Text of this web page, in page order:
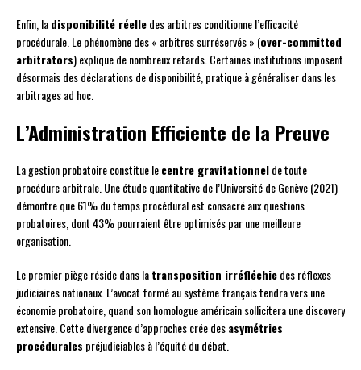
Enfin, ladisponibilité réelledes arbitres conditionne l’efficacité
procédurale. Le phénomène des « arbitres surréservés » (over-committed
arbitrators) explique de nombreux retards. Certaines institutions imposent
désormais des déclarations de disponibilité, pratique à généraliser dans les
arbitrages ad hoc.
L’Administration Efficiente de la Preuve
La gestion probatoire constitue lecentre gravitationnelde toute
procédure arbitrale. Une étude quantitative de l’Université de Genève (2021)
démontre que 61% du temps procédural est consacré aux questions
probatoires, dont 43% pourraient être optimisés par une meilleure
organisation.
Le premier piège réside dans latransposition irréfléchiedes réflexes
judiciaires nationaux. L’avocat formé au système français tendra vers une
économie probatoire, quand son homologue américain sollicitera une discovery
extensive. Cette divergence d’approches crée desasymétries
procédurales préjudiciables à l’équité du débat.